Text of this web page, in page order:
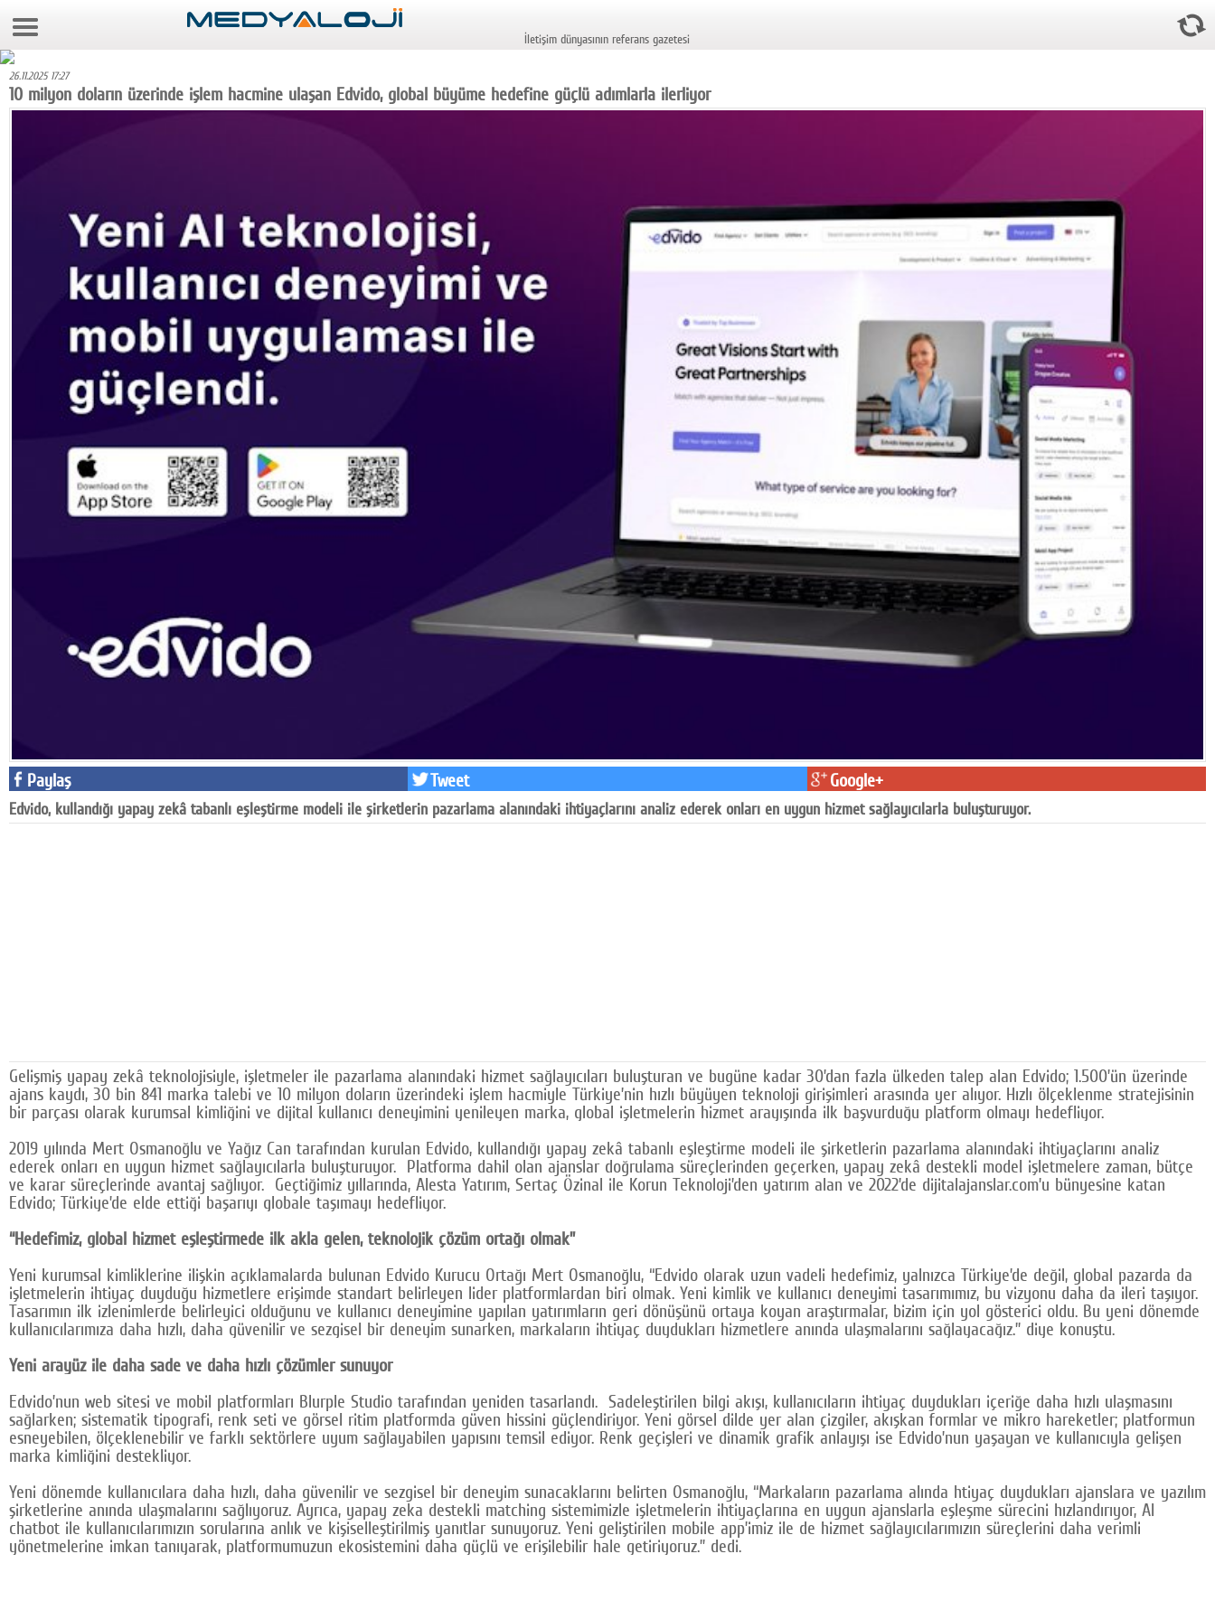
6 Ağustos 2026 16:22:08
Foto Galeri
Reyting-tiraj
Teknoloji
Dünya
Pr
Diziler
Karikatür
Yazarlar
Twitter
İletişim dünyasının referans gazetesi
26.11.2025 17:27
10 milyon doların üzerinde işlem hacmine ulaşan Edvido, global büyüme hedefine güçlü adımlarla ilerliyor
Paylaş Tweet Google+
Edvido, kullandığı yapay zekâ tabanlı eşleştirme modeli ile şirketlerin pazarlama alanındaki ihtiyaçlarını analiz ederek onları en uygun hizmet sağlayıcılarla buluşturuyor.
Gelişmiş yapay zekâ teknolojisiyle, işletmeler ile pazarlama alanındaki hizmet sağlayıcıları buluşturan ve bugüne kadar 30’dan fazla ülkeden talep alan Edvido; 1.500’ün üzerinde
ajans kaydı, 30 bin 841 marka talebi ve 10 milyon doların üzerindeki işlem hacmiyle Türkiye’nin hızlı büyüyen teknoloji girişimleri arasında yer alıyor. Hızlı ölçeklenme stratejisinin
bir parçası olarak kurumsal kimliğini ve dijital kullanıcı deneyimini yenileyen marka, global işletmelerin hizmet arayışında ilk başvurduğu platform olmayı hedefliyor.
2019 yılında Mert Osmanoğlu ve Yağız Can tarafından kurulan Edvido, kullandığı yapay zekâ tabanlı eşleştirme modeli ile şirketlerin pazarlama alanındaki ihtiyaçlarını analiz
ederek onları en uygun hizmet sağlayıcılarla buluşturuyor. Platforma dahil olan ajanslar doğrulama süreçlerinden geçerken, yapay zekâ destekli model işletmelere zaman, bütçe
ve karar süreçlerinde avantaj sağlıyor. Geçtiğimiz yıllarında, Alesta Yatırım, Sertaç Özinal ile Korun Teknoloji’den yatırım alan ve 2022’de dijitalajanslar.com’u bünyesine katan
Edvido; Türkiye’de elde ettiği başarıyı globale taşımayı hedefliyor.
“Hedefimiz, global hizmet eşleştirmede ilk akla gelen, teknolojik çözüm ortağı olmak”
Yeni kurumsal kimliklerine ilişkin açıklamalarda bulunan Edvido Kurucu Ortağı Mert Osmanoğlu, “Edvido olarak uzun vadeli hedefimiz, yalnızca Türkiye’de değil, global pazarda da
işletmelerin ihtiyaç duyduğu hizmetlere erişimde standart belirleyen lider platformlardan biri olmak. Yeni kimlik ve kullanıcı deneyimi tasarımımız, bu vizyonu daha da ileri taşıyor.
Tasarımın ilk izlenimlerde belirleyici olduğunu ve kullanıcı deneyimine yapılan yatırımların geri dönüşünü ortaya koyan araştırmalar, bizim için yol gösterici oldu. Bu yeni dönemde
kullanıcılarımıza daha hızlı, daha güvenilir ve sezgisel bir deneyim sunarken, markaların ihtiyaç duydukları hizmetlere anında ulaşmalarını sağlayacağız.” diye konuştu.
Yeni arayüz ile daha sade ve daha hızlı çözümler sunuyor
Edvido’nun web sitesi ve mobil platformları Blurple Studio tarafından yeniden tasarlandı. Sadeleştirilen bilgi akışı, kullanıcıların ihtiyaç duydukları içeriğe daha hızlı ulaşmasını
sağlarken; sistematik tipografi, renk seti ve görsel ritim platformda güven hissini güçlendiriyor. Yeni görsel dilde yer alan çizgiler, akışkan formlar ve mikro hareketler; platformun
esneyebilen, ölçeklenebilir ve farklı sektörlere uyum sağlayabilen yapısını temsil ediyor. Renk geçişleri ve dinamik grafik anlayışı ise Edvido’nun yaşayan ve kullanıcıyla gelişen
marka kimliğini destekliyor.
Yeni dönemde kullanıcılara daha hızlı, daha güvenilir ve sezgisel bir deneyim sunacaklarını belirten Osmanoğlu, “Markaların pazarlama alında htiyaç duydukları ajanslara ve yazılım
şirketlerine anında ulaşmalarını sağlıyoruz. Ayrıca, yapay zeka destekli matching sistemimizle işletmelerin ihtiyaçlarına en uygun ajanslarla eşleşme sürecini hızlandırıyor, AI
chatbot ile kullanıcılarımızın sorularına anlık ve kişiselleştirilmiş yanıtlar sunuyoruz. Yeni geliştirilen mobile app’imiz ile de hizmet sağlayıcılarımızın süreçlerini daha verimli
yönetmelerine imkan tanıyarak, platformumuzun ekosistemini daha güçlü ve erişilebilir hale getiriyoruz.” dedi.